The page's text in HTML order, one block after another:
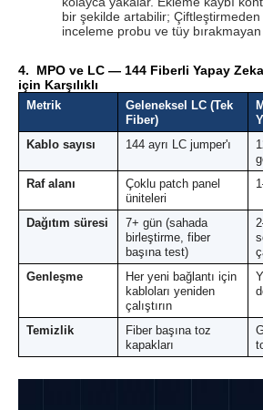
bir şekilde artabilir;
inceleme probu ve tüy
4.
MPO ve LC — 144 Fiberli Yapay
için Karşılıklı
Metrik
Geleneksel LC (Tek
Fiber)
Kablo sayısı
144 ayrı LC jumper'ı
Raf alanı
Çoklu patch panel
üniteleri
Dağıtım süresi
7+ gün (sahada
birleştirme, fiber
başına test)
Genleşme
Her yeni bağlantı için
kabloları yeniden
çalıştırın
Temizlik
Fiber başına toz
kapakları